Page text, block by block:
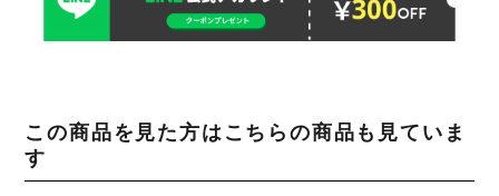
この商品を見た方はこちらの商品も見ていま
す